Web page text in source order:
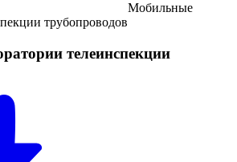
Мобильные
трубопроводов
телеинспекции